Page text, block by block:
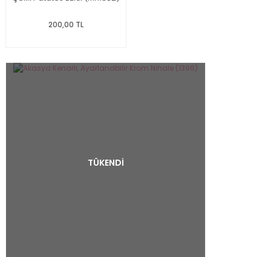
200,00 TL
TÜKENDİ